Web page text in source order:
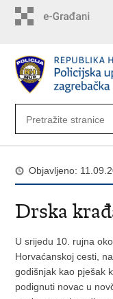
Objavljeno:
Drska
U srijedu 10. rujna
Horvaćanskoj cesti,
godišnjak kao pješak
podignuti novac u